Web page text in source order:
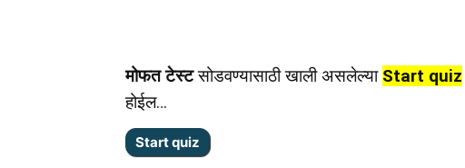
मोफत टेस्टसोडवण्यासाठी खाली असलेल्या Start quiz
होईल…